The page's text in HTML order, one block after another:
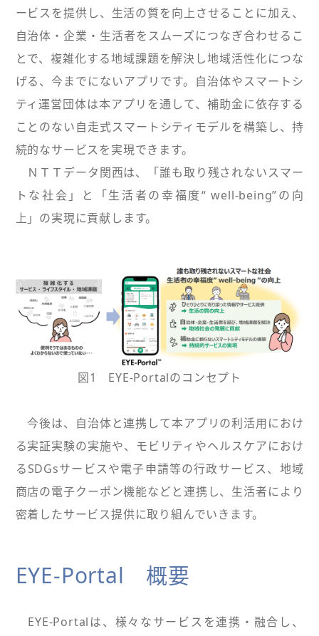
ービスを提供し、生活の質を向上させることに加え、
自治体・企業・生活者をスムーズにつなぎ合わせるこ
とで、複雑化する地域課題を解決し地域活性化につな
げる、今までにないアプリです。自治体やスマートシ
ティ運営団体は本アプリを通して、補助金に依存する
ことのない自走式スマートシティモデルを構築し、持
続的なサービスを実現できます。
ＮＴＴデータ関西は、「誰も取り残されないスマー
トな社会」と「生活者の幸福度“ well-being”の向
上」の実現に貢献します。
図1 EYE-Portalのコンセプト
今後は、自治体と連携して本アプリの利活用におけ
る実証実験の実施や、モビリティやヘルスケアにおけ
るSDGsサービスや電子申請等の行政サービス、地域
商店の電子クーポン機能などと連携し、生活者により
密着したサービス提供に取り組んでいきます。
EYE-Portal 概要
EYE-Portalは、様々なサービスを連携・融合し、